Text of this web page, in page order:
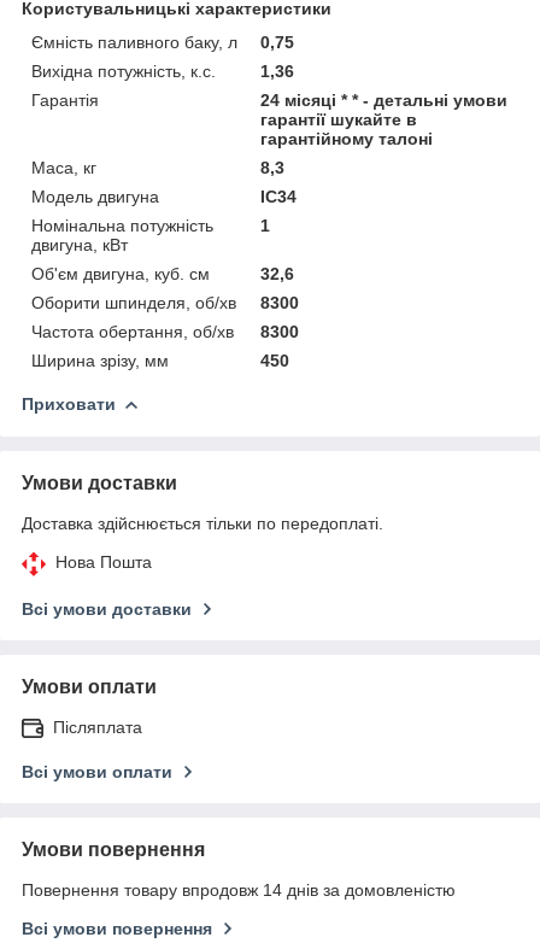
Користувальницькі характеристики
Ємність паливного баку, л
0,75
Вихідна потужність, к.с.
1,36
Гарантія
24 місяці * * - детальні умови
гарантії шукайте в
гарантійному талоні
Маса, кг
8,3
Модель двигуна
IC34
Номінальна потужність
двигуна, кВт
1
Об'єм двигуна, куб. см
32,6
Оборити шпинделя, об/хв
8300
Частота обертання, об/хв
8300
Ширина зрізу, мм
450
Приховати
Умови доставки
Доставка здійснюється тільки по передоплаті.
Нова Пошта
Всі умови доставки
Умови оплати
Післяплата
Всі умови оплати
Умови повернення
Повернення товару впродовж 14 днів за домовленістю
Всі умови повернення